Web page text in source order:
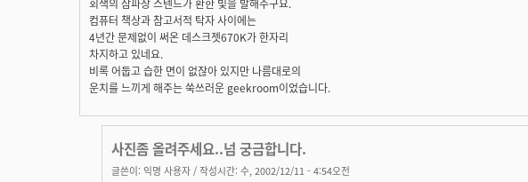
컴퓨터 책상과 참고서적 탁자 사이에는
4년간 문제없이 써온 데스크젯670K가 한자리
차지하고 있네요.
비록 어둡고 습한 면이 없잖아 있지만 나름대로의
운치를 느끼게 해주는 쑥쓰러운 geekroom이었습니다.
사진좀 올려주세요..넘 궁금합니다.
글쓴이: 익명 사용자 / 작성시간: 수, 2002/12/11 - 4:54오전